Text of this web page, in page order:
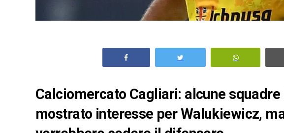
Calciomercato Cagliari: alcune
mostrato interesse per Walukiewicz,